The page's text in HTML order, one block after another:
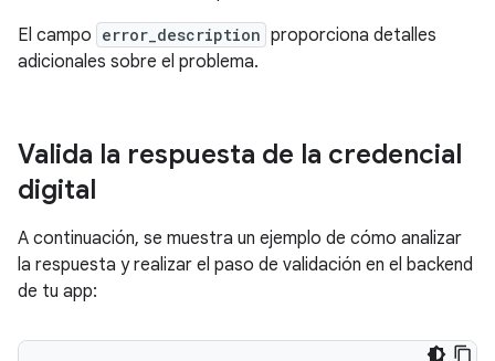
El campo error_description proporciona detalles
adicionales sobre el problema.
Valida la respuesta de la credencial
digital
A continuación, se muestra un ejemplo de cómo analizar
la respuesta y realizar el paso de validación en el backend
de tu app: